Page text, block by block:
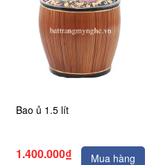
Bao ủ 1.5 lít
1.400.000₫ Mua hàng